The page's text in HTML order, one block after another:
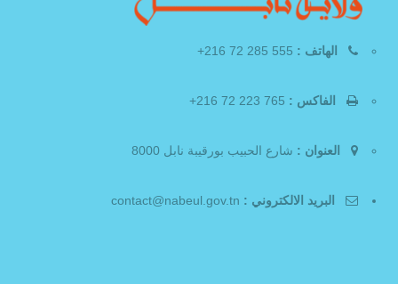
الهاتف :
الفاكس :
العنوان : شارع الحبيب بورقيبة نابل 8000
البريد الالكتروني :